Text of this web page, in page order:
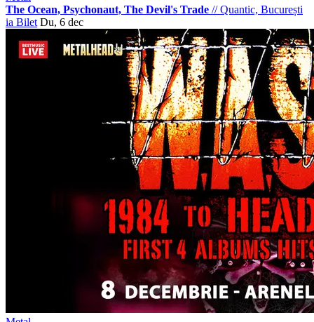
The Ocean, Psychonaut, The Devil's Trade //Quantic, București
ia Bilet Du, 6 dec